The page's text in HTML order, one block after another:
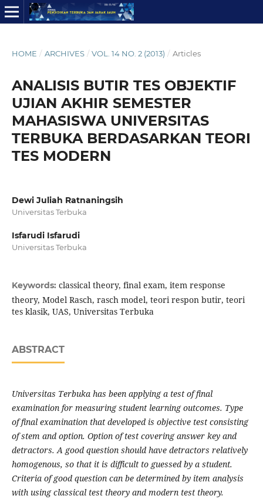
HOME / ARCHIVES / VOL. 14 NO. 2 (2013) / Articles
ANALISIS BUTIR TES OBJEKTIF
UJIAN AKHIR SEMESTER
MAHASISWA UNIVERSITAS
TERBUKA BERDASARKAN TEORI
TES MODERN
Dewi Juliah Ratnaningsih
Universitas Terbuka
Isfarudi Isfarudi
Universitas Terbuka
Keywords: classical theory, final exam, item response
theory, Model Rasch, rasch model, teori respon butir, teori
tes klasik, UAS, Universitas Terbuka
ABSTRACT
Universitas Terbuka has been applying a test of final
examination for measuring student learning outcomes. Type
of final examination that developed is objective test consisting
of stem and option. Option of test covering answer key and
detractors. A good question should have detractors relatively
homogenous, so that it is difficult to guessed by a student.
Criteria of good question can be determined by item analysis
with using classical test theory and modern test theory.